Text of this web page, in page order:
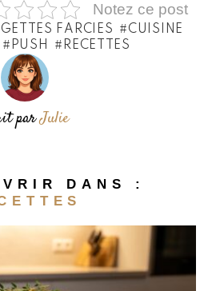
Notez ce post
FARCIES
CUISINE
PUSH RECETTES
parJulie
DANS :